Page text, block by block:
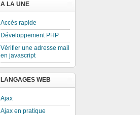
A LA UNE
Accès rapide
Développement PHP
Vérifier une adresse mail
en javascript
LANGAGES WEB
Ajax
Ajax en pratique